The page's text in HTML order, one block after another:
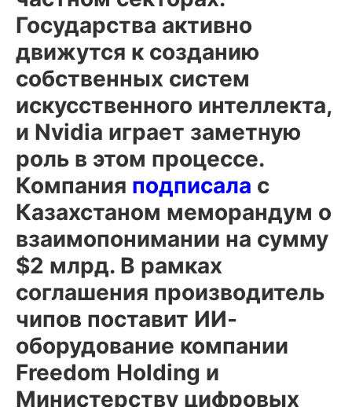
Государства активно
движутся к созданию
собственных систем
искусственного интеллекта,
и Nvidia играет заметную
роль в этом процессе.
Компания подписала с
Казахстаном меморандум о
взаимопонимании на сумму
$2 млрд. В рамках
соглашения производитель
чипов поставит ИИ-
оборудование компании
Freedom Holding и
Министерству цифровых